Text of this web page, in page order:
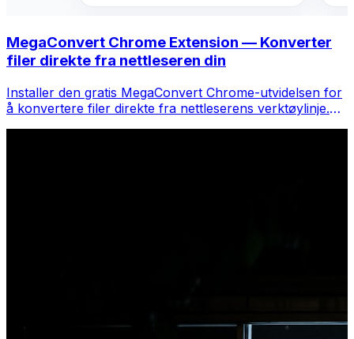
MegaConvert Chrome Extension — Konverter
filer direkte fra nettleseren din
Installer den gratis MegaConvert Chrome-utvidelsen for
å konvertere filer direkte fra nettleserens verktøylinje.